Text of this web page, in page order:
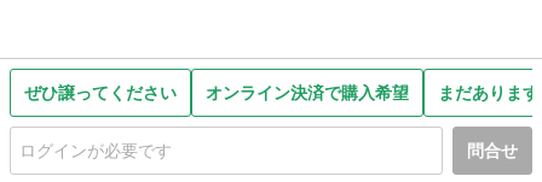
ぜひ譲ってください オンライン決済で購入希望 まだありま
問合せ